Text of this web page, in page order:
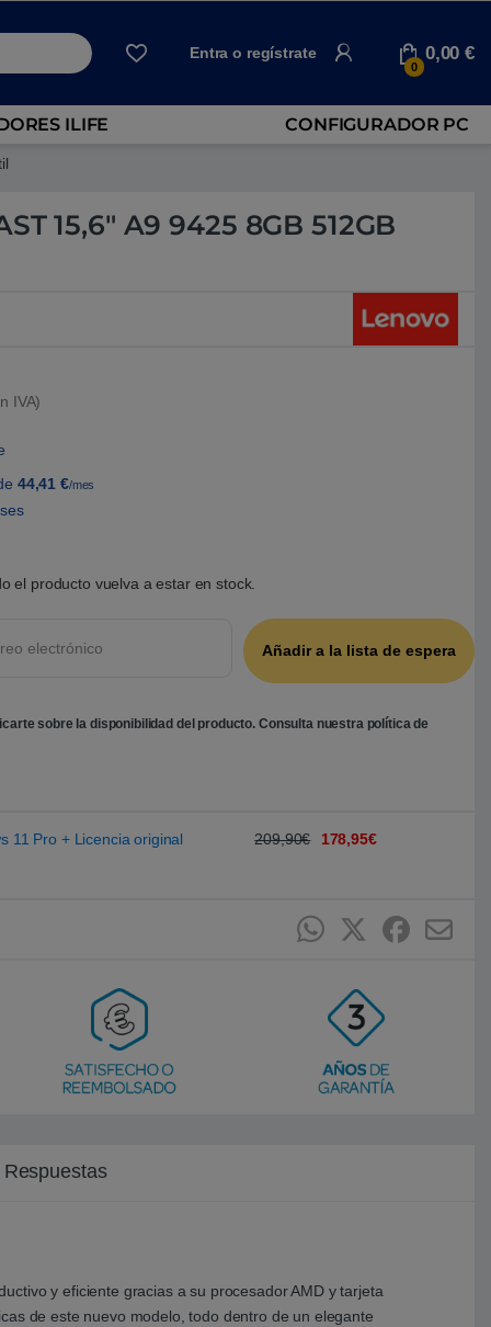
Entra o regístrate
0
0,00€
ILIFE CONFIGURADOR PC
15,6″ A9 9425 8GB 512GB
IVA)
44,41 €/mes
el producto vuelva a estar en stock.
sobre la disponibilidad del producto. Consulta nuestra política de
11 Pro + Licencia original 209,90€ 178,95€
y eficiente gracias a su procesador AMD y tarjeta
de este nuevo modelo, todo dentro de un elegante